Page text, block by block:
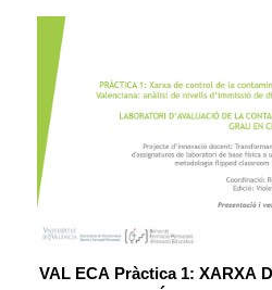
VAL ECA Pràctica 1: XARXA